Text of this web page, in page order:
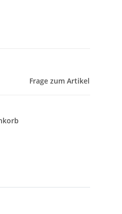
Frage zum Artikel